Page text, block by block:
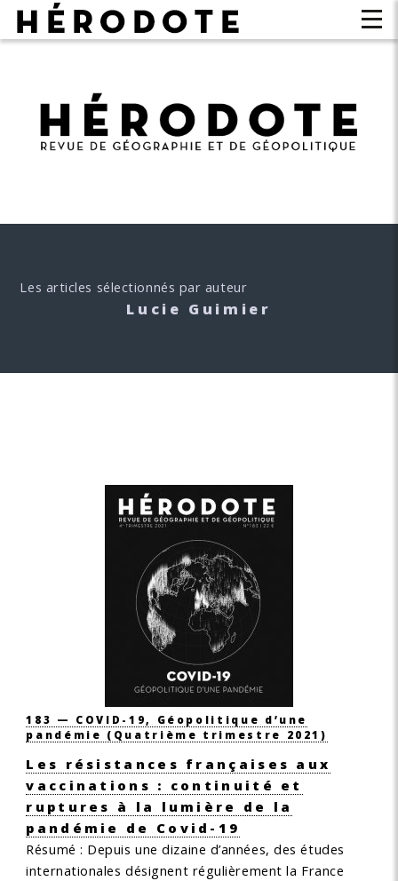
Les articles sélectionnés par auteur
Lucie Guimier
183 — COVID-19, Géopolitique d’une
pandémie (Quatrième trimestre 2021)
Les résistances françaises aux
vaccinations : continuité et
ruptures à la lumière de la
pandémie de Covid-19
Résumé : Depuis une dizaine d’années, des études
internationales désignent régulièrement la France